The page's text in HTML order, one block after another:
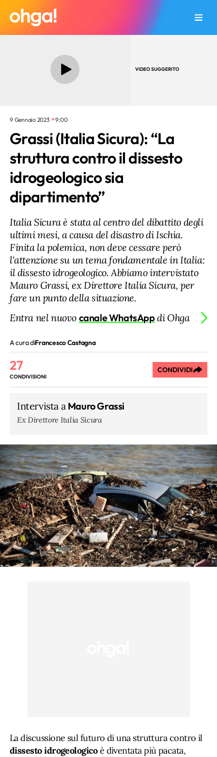
VIDEO SUGGERITO
9 Gennaio 2023 9:00
Grassi (Italia Sicura): “La
struttura contro il dissesto
idrogeologico sia
dipartimento”
Italia Sicura è stata al centro del dibattito degli
ultimi mesi, a causa del disastro di Ischia.
Finita la polemica, non deve cessare però
l'attenzione su un tema fondamentale in Italia:
il dissesto idrogeologico. Abbiamo intervistato
Mauro Grassi, ex Direttore Italia Sicura, per
fare un punto della situazione.
Entra nel nuovo canale WhatsAppdi Ohga
A cura diFrancesco Castagna
27
CONDIVISIONI
CONDIVIDI
Intervista a Mauro Grassi
Ex Direttore Italia Sicura
La discussione sul futuro di una struttura contro il
dissesto idrogeologicoè diventata più pacata,